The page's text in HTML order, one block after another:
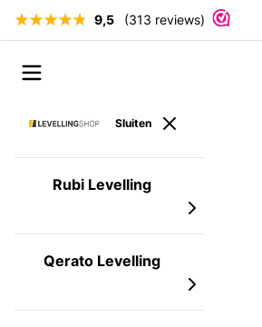
9,5 (313 reviews)
Open menu
Sluiten
Rubi Levelling
Qerato Levelling